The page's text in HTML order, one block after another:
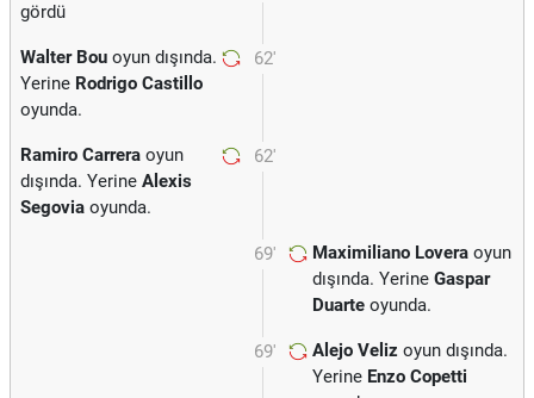
gördü
62'
Walter Bou oyun dışında.
Yerine Rodrigo Castillo
oyunda.
62'
Ramiro Carrera oyun
dışında. Yerine Alexis
Segovia oyunda.
69' Maximiliano Lovera oyun
dışında. Yerine Gaspar
Duarte oyunda.
69' Alejo Veliz oyun dışında.
Yerine Enzo Copetti